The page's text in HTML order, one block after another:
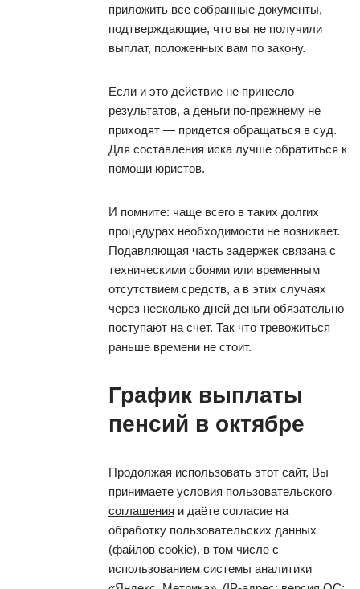
приложить все собранные документы,
подтверждающие, что вы не получили
выплат, положенных вам по закону.
Если и это действие не принесло
результатов, а деньги по-прежнему не
приходят — придется обращаться в суд.
Для составления иска лучше обратиться к
помощи юристов.
И помните: чаще всего в таких долгих
процедурах необходимости не возникает.
Подавляющая часть задержек связана с
техническими сбоями или временным
отсутствием средств, а в этих случаях
через несколько дней деньги обязательно
поступают на счет. Так что тревожиться
раньше времени не стоит.
График выплаты
пенсий в октябре
Продолжая использовать этот сайт, Вы
принимаете условия пользовательского
соглашения и даёте согласие на
обработку пользовательских данных
(файлов cookie), в том числе с
использованием системы аналитики